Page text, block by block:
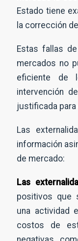
Estado tiene
la corrección
Estas fallas
mercados no
eficiente de
intervención
justificada
Las
información
de mercado:
Las
positivos que
una actividad
costos de